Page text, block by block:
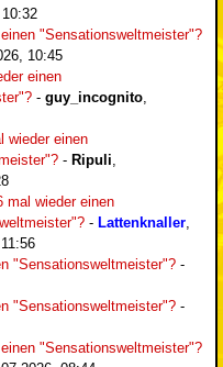
"Sensationsweltmeister"?
10:45
einen
- guy_incognito
wieder einen
- Ripuli
mal wieder einen
- Lattenknaller
"Sensationsweltmeister"? -
"Sensationsweltmeister"? -
"Sensationsweltmeister"?